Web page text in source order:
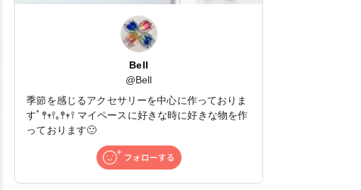
Bell
@Bell
季節を感じるアクセサリーを中心に作っておりま
すﾟ𖤣𖥧𖥣｡𖤣𖥧𖥣 マイペースに好きな時に好きな物を作
っております🙂